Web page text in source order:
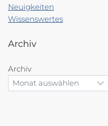
Neuigkeiten
Wissenswertes
Archiv
Archiv